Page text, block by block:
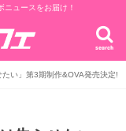
ュースをお届け！
search
い」第3期制作&OVA発売決定!